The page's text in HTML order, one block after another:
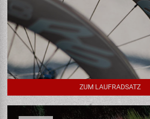
ZUM LAUFRADSATZ